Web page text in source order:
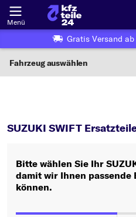
Menü
Gratis Versand
Fahrzeug auswählen
Wo finde ich die?
Oder Fahrzeugauswahl
Hersteller wählen
SUZUKI SWIFT
Bitte wählen Sie Ihr
damit wir Ihnen
können.